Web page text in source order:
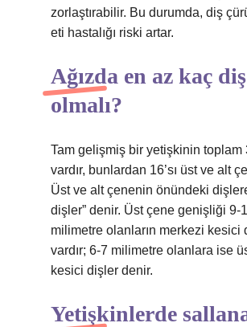
zorlaştırabilir. Bu durumda, diş
eti hastalığı riski artar.
Ağızda en az kaç diş
olmalı?
Tam gelişmiş bir yetişkinin toplam
vardır, bunlardan 16’sı üst ve alt
Üst ve alt çenenin önündeki
dişler” denir. Üst çene genişliği 9-
milimetre olanların merkezi kesici
vardır; 6-7 milimetre olanlara ise
kesici dişler denir.
Yetişkinlerde